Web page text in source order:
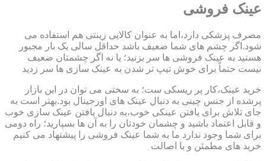
عینک فروشی
مصرف پزشکی دارد،اما به عنوان کالایی زینتی هم استفاده می
شود.اگر چشم های شما ضعیف باشد حداقل سالی یک بار مجبور
هستید به عینک فروشی ها سر بزنید؛ یا نه اگر چشمتان ضعیف
نیست حتماً برای خوش تیپ تر شدن به عینک سازی ها سر زدید
خرید عینک،کار پر ریسکی ست؛ به سختی می توان در این بازار
پرشده از جنس چینی به دنبال عینک های اورجینال بود.بهتر است به
جای تلاش برای یافتن عینکی خوب،به دنبال یافتن عینک سازی خوب
و قابل اعتماد باشید و چشمان خودتان را به آن ها بسپارید؛ راه دومی
برای شما وجود ندارد ما به شما عینک فروشی را پیشنهاد می کنیم
خرید های مطمئن و با اصالت